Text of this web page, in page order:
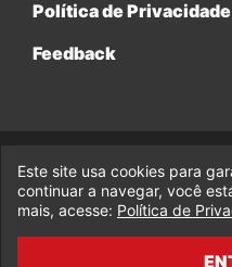
Política de Privacidade
Feedback
© 2017-2026 Legado da
Este site usa cookies para
continuar a navegar, você
mais, acesse: Política de